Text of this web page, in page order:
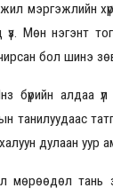
мэргэжлийн
үз. Мөн нэгэнт
бол шинэ
бүрийн алдаа
танилуудаас
дулаан уур
мөрөөдөл тань